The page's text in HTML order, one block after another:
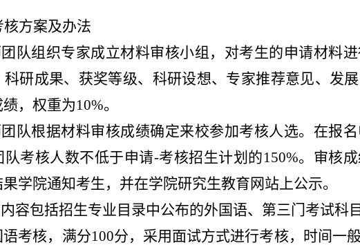
核方案及办法
队组织专家成立材料审核小组，对考生的申请材料
科研成果、获奖等级、科研设想、专家推荐意见、发
，权重为10%。
队根据材料审核成绩确定来校参加考核人选。在报
队考核人数不低于申请-考核招生计划的150%。审核
学院通知考生，并在学院研究生教育网站上公示。
容包括招生专业目录中公布的外国语、第三门考试科
语考核，满分100分，采用面试方式进行考核，时间一